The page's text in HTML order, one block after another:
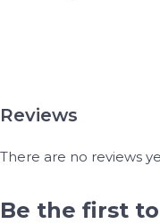
Reviews
There are no reviews
Be the first